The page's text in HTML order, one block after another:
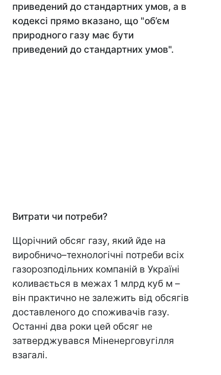
приведений до стандартних умов, а в
кодексі прямо вказано, що "об’єм
природного газу має бути
приведений до стандартних умов".
Витрати чи потреби?
Щорічний обсяг газу, який йде на
виробничо–технологічні потреби всіх
газорозподільних компаній в Україні
коливається в межах 1 млрд куб м –
він практично не залежить від обсягів
доставленого до споживачів газу.
Останні два роки цей обсяг не
затверджувався Міненерговугілля
взагалі.